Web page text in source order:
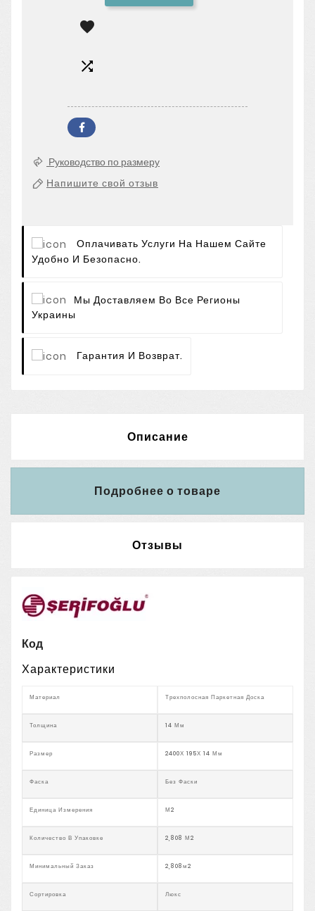


Руководство по размеру
Напишите свой отзыв
Оплачивать Услуги На Нашем Сайте
Удобно И Безопасно.
Мы Доставляем Во Все Регионы
Украины
Гарантия И Возврат.
Описание
Подробнее о товаре
Отзывы
Код
Характеристики
Материал Трехполосная Паркетная Доска
Толщина 14 Мм
Размер 2400Х 195Х 14 Мм
Фаска Без Фаски
Единица Измерения М2
Количество В Упаковке 2,808 М2
Минимальный Заказ 2,808м2
Сортировка Люкс